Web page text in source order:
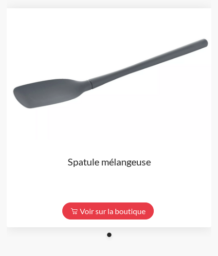
Spatule mélangeuse
Voir sur la boutique